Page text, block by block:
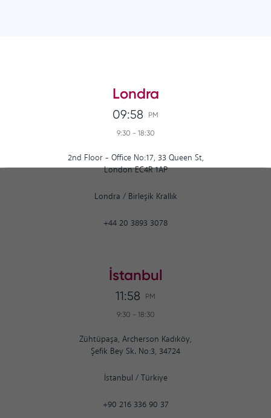
Londra
09:58 PM
9:30 - 18:30
2nd Floor - Office No:17, 33 Queen St,
London EC4R 1AP
Londra / Birleşik Krallık
+44 20 3893 3078
İstanbul
11:58 PM
9:30 - 18:30
Zühtüpaşa, Archerson Kadıköy,
Şefik Bey Sk. No:3, 34724
İstanbul / Türkiye
+90 216 336 90 37